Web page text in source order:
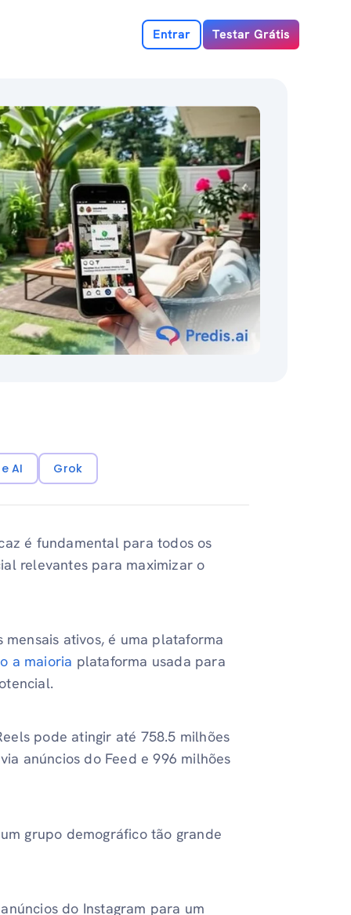
Entrar Testar Grátis
AI Grok
é fundamental para todos os
relevantes para maximizar o
mensais ativos, é uma plataforma
a maioria plataforma usada para
pode atingir até 758.5 milhões
anúncios do Feed e 996 milhões
grupo demográfico tão grande
do Instagram para um